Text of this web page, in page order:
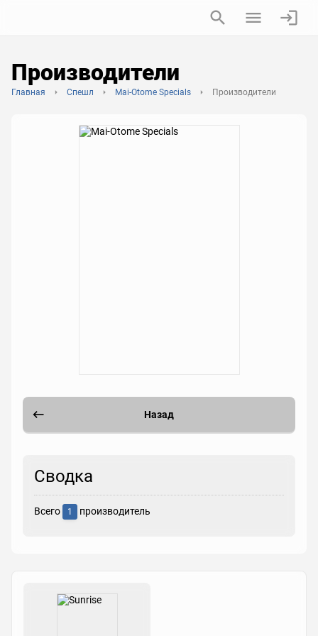
Производители
Главная Спешл Mai-Otome Specials Производители
Назад
Сводка
Всего 1 производитель